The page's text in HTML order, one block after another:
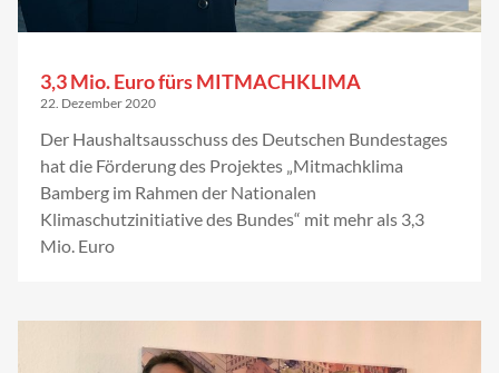
3,3 Mio. Euro fürs MITMACHKLIMA
22. Dezember 2020
Der Haushaltsausschuss des Deutschen Bundestages
hat die Förderung des Projektes „Mitmachklima
Bamberg im Rahmen der Nationalen
Klimaschutzinitiative des Bundes“ mit mehr als 3,3
Mio. Euro